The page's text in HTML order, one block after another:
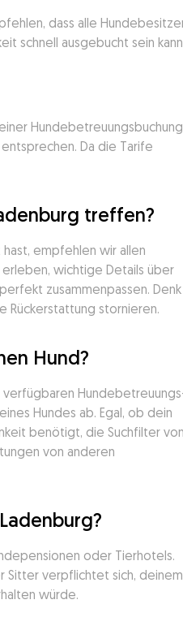
dass alle
schnell ausgebucht sein
Hundebetreuungsbuchung
Da die Tarife
treffen?
empfehlen wir allen
wichtige Details über
zusammenpassen. Denk
Rückerstattung stornieren.
Hund?
verfügbaren
Hundes ab. Egal, ob dein
benötigt, die Suchfilter von
von anderen
oder Tierhotels.
Sitter verpflichtet sich, deinem
würde.